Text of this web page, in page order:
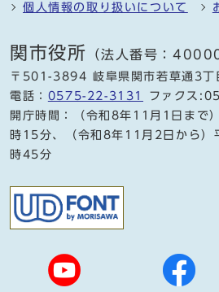
個人情報の取り扱いについて
関市役所 （法人番号：
〒501-3894 岐阜県関市若草通3丁
電話： 0575-22-3131
ファクス
開庁時間：（令和8年11月1日ま
時15分、（令和8年11月2日から
時45分